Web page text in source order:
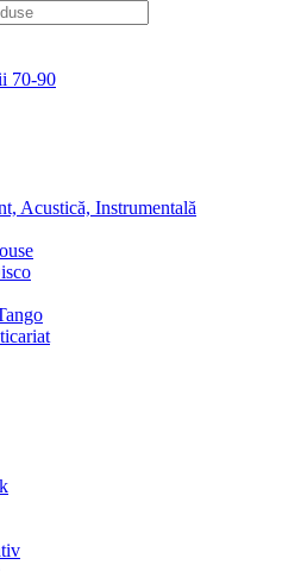
70-90
Acustică, Instrumentală